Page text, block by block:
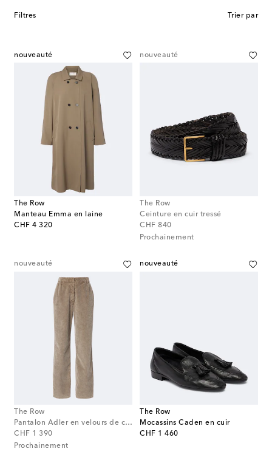
Filtres Trier par
nouveauté
The Row
Manteau Emma en laine
CHF 4 320
original price
nouveauté
The Row
Ceinture en cuir tressé
CHF 840
original price
Prochainement
nouveauté
The Row
Pantalon Adler en velours de coton
CHF 1 390
original price
Prochainement
nouveauté
The Row
Mocassins Caden en cuir
CHF 1 460
original price